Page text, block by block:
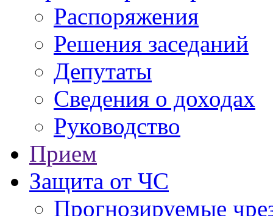
Распоряжения
Решения заседаний
Депутаты
Сведения о доходах
Руководство
Прием
Защита от ЧС
Прогнозируемые